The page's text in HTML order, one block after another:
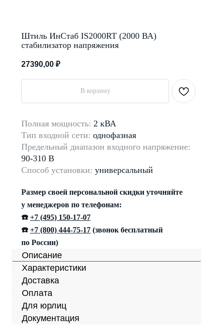
Штиль ИнСтаб IS2000RT (2000 ВА)
стабилизатор напряжения
27390,00 ₽
В корзину
Полная мощность: 2 кВА
Тип входной сети: однофазная
Предельный диапазон входного напряжение:
90-310 В
Способ установки: универсальный
Размер своей персональной скидки уточняйте
у менеджеров по телефонам:
☎️ +7 (495) 150-17-07
☎️ +7 (800) 444-75-17 (звонок бесплатный
по России)
Описание
Характеристики
Доставка
Оплата
Для юрлиц
Документация